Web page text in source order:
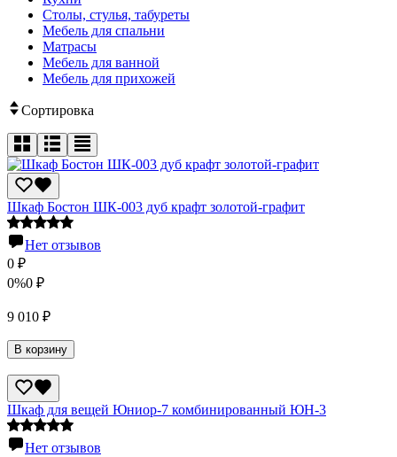
Столы, стулья, табуреты
Мебель для спальни
Матрасы
Мебель для ванной
Мебель для прихожей
Сортировка
Шкаф Бостон ШК-003 дуб крафт золотой-графит
Нет отзывов
0 ₽
0%0 ₽
9 010 ₽
В корзину
Шкаф для вещей Юниор-7 комбинированный ЮН-3
Нет отзывов